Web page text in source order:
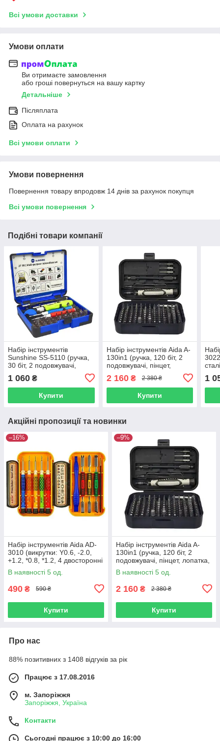
Всі умови доставки
Умови оплати
Ви отримаєте замовлення
або гроші повернуться на вашу картку
Детальніше
Післяплата
Оплата на рахунок
Всі умови оплати
Умови повернення
Повернення товару впродовж 14 днів за рахунок покупця
Всі умови повернення
Подібні товари компанії
Набір інструментів
Sunshine SS-5110 (ручка,
30 біт, 2 подовжувачі,
пінцет, викрутки +1.5, зірка
0.8, медіатор)
1 060 ₴
Купити
Набір інструментів Aida A-
130in1 (ручка, 120 біт, 2
подовжувачі, пінцет,
присоска, SIM-ключ)
2 160₴ 2 380 ₴
Купити
1
Акційні пропозиції та новинки
–16%
Набір інструментів Aida AD-
3010 (викрутки: Y0.6, -2.0,
+1.2, *0.8, *1.2, 4 двосторонні
лопатки, пінцет прямий)
В наявності 5 од.
490 ₴ 590 ₴
Купити
–9%
Набір інструментів Aida A-
130in1 (ручка, 120 біт, 2
подовжувачі, пінцет, лопатка,
3 медіатори, присоска, SIM-
ключ)
В наявності 5 од.
2 160 ₴ 2 380 ₴
Купити
Про нас
88% позитивних з 1408 відгуків за рік
Працює з 17.08.2016
м. Запоріжжя
Запоріжжя, Україна
Контакти
Сьогодні працює з 10:00 до 16:00